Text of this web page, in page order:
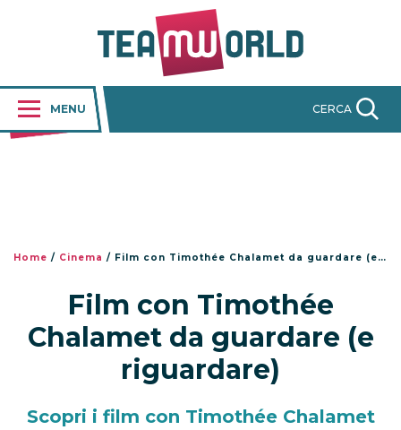
MENU CERCA
Home / Cinema / Film con Timothée Chalamet da guardare (e riguardare)
Film con Timothée
Chalamet da guardare (e
riguardare)
Scopri i film con Timothée Chalamet